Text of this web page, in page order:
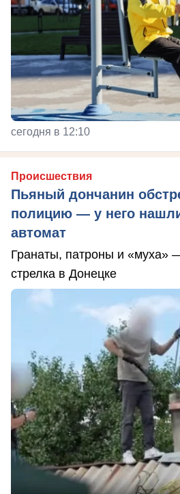
сегодня в 12:10
Происшествия
Пьяный дончанин
полицию — у него
автомат
Гранаты, патроны и «муха»
стрелка в Донецке